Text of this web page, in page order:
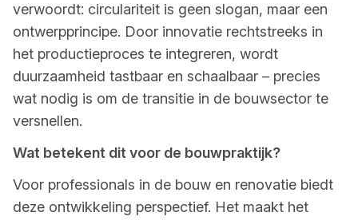
verwoordt: circulariteit is geen slogan, maar een
ontwerpprincipe. Door innovatie rechtstreeks in
het productieproces te integreren, wordt
duurzaamheid tastbaar en schaalbaar – precies
wat nodig is om de transitie in de bouwsector te
versnellen.
Wat betekent dit voor de bouwpraktijk?
Voor professionals in de bouw en renovatie biedt
deze ontwikkeling perspectief. Het maakt het